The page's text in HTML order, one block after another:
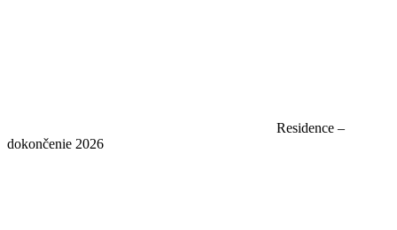
Residence –
dokončenie 2026